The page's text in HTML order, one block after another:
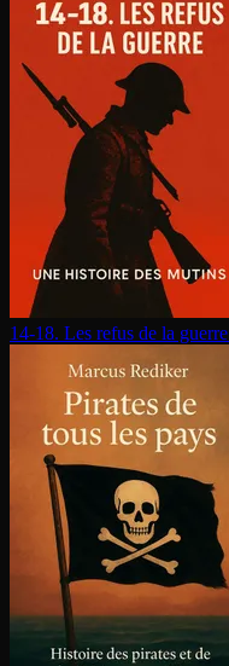
14-18. Les refus de la guerre